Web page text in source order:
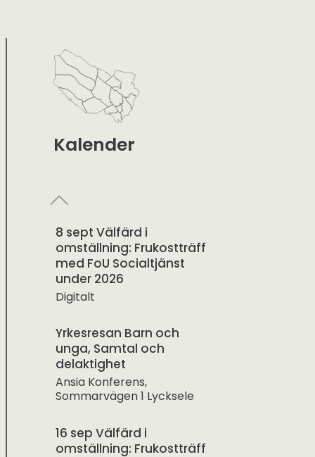
Kalender
8 sept Välfärd i
omställning: Frukostträff
med FoU Socialtjänst
under 2026
Digitalt
Yrkesresan Barn och
unga, Samtal och
delaktighet
Ansia Konferens,
Sommarvägen 1 Lycksele
16 sep Välfärd i
omställning: Frukostträff